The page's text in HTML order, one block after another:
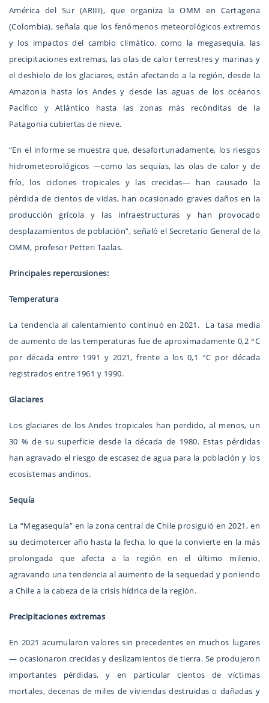
América del Sur (ARIII), que organiza la OMM en Cartagena
(Colombia), señala que los fenómenos meteorológicos extremos
y los impactos del cambio climático, como la megasequía, las
precipitaciones extremas, las olas de calor terrestres y marinas y
el deshielo de los glaciares, están afectando a la región, desde la
Amazonia hasta los Andes y desde las aguas de los océanos
Pacífico y Atlántico hasta las zonas más recónditas de la
Patagonia cubiertas de nieve.
“En el informe se muestra que, desafortunadamente, los riesgos
hidrometeorológicos —como las sequías, las olas de calor y de
frío, los ciclones tropicales y las crecidas— han causado la
pérdida de cientos de vidas, han ocasionado graves daños en la
producción grícola y las infraestructuras y han provocado
desplazamientos de población”, señaló el Secretario General de la
OMM, profesor Petteri Taalas.
Principales repercusiones:
Temperatura
La tendencia al calentamiento continuó en 2021. La tasa media
de aumento de las temperaturas fue de aproximadamente 0,2 °C
por década entre 1991 y 2021, frente a los 0,1 °C por década
registrados entre 1961 y 1990.
Glaciares
Los glaciares de los Andes tropicales han perdido, al menos, un
30 % de su superficie desde la década de 1980. Estas pérdidas
han agravado el riesgo de escasez de agua para la población y los
ecosistemas andinos.
Sequía
La “Megasequía” en la zona central de Chile prosiguió en 2021, en
su decimotercer año hasta la fecha, lo que la convierte en la más
prolongada que afecta a la región en el último milenio,
agravando una tendencia al aumento de la sequedad y poniendo
a Chile a la cabeza de la crisis hídrica de la región.
Precipitaciones extremas
En 2021 acumularon valores sin precedentes en muchos lugares
— ocasionaron crecidas y deslizamientos de tierra. Se produjeron
importantes pérdidas, y en particular cientos de víctimas
mortales, decenas de miles de viviendas destruidas o dañadas y